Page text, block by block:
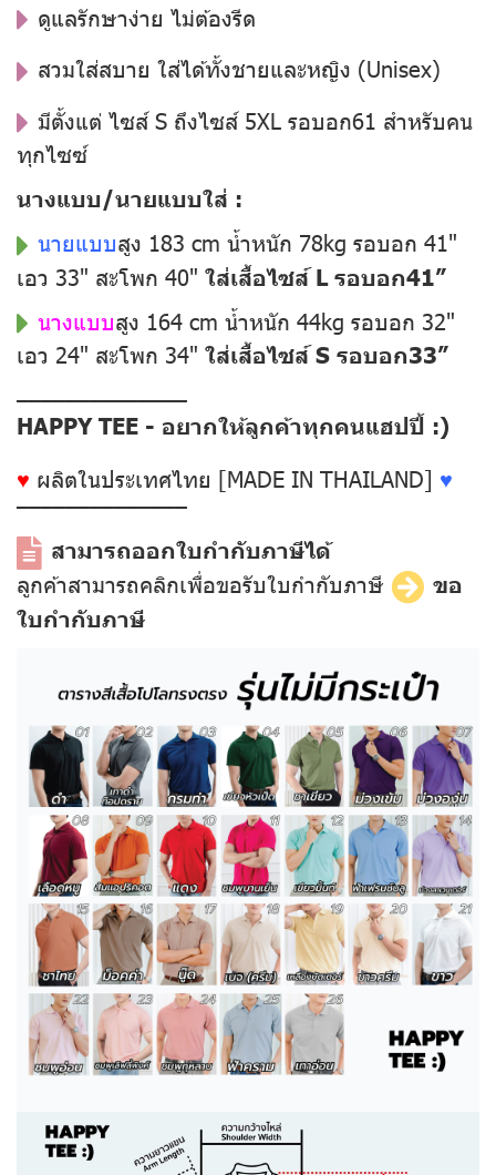
ดูแลรักษาง่าย ไม่ต้องรีด
สวมใส่สบาย ใส่ได้ทั้งชายและหญิง (Unisex)
มีตั้งแต่ ไซส์ S ถึงไซส์ 5XL รอบอก61 สำหรับคน
ทุกไซซ์
นางแบบ/นายแบบใส่ :
นายแบบสูง 183 cm น้ำหนัก 78kg รอบอก 41"
เอว 33" สะโพก 40" ใส่เสื้อไซส์ L รอบอก41”
นางแบบสูง 164 cm น้ำหนัก 44kg รอบอก 32"
เอว 24" สะโพก 34" ใส่เสื้อไซส์ S รอบอก33”
––––––––––––––
HAPPY TEE - อยากให้ลูกค้าทุกคนแฮปปี้ :)
♥ ผลิตในประเทศไทย [MADE IN THAILAND] ♥
––––––––––––––
สามารถออกใบกำกับภาษีได้
ลูกค้าสามารถคลิกเพื่อขอรับใบกำกับภาษี
ขอ
ใบกำกับภาษี